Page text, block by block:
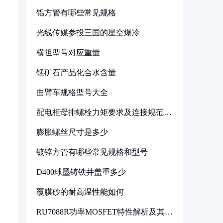
铝方管有哪些常见规格
光线传媒参投三国的星空爆冷
横担型号对应重量
锰矿石产品化合水含量
曲臂车规格型号大全
配电柜母排螺栓力矩要求及连接规范详
膨胀螺丝尺寸是多少
镀锌方管有哪些常见规格和型号
D400球墨铸铁井盖重多少
覆膜砂的耐高温性能如何
RU7088R功率MOSFET特性解析及其在